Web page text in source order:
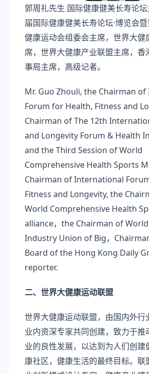
郭周礼先生 国际健康健美长寿论
届国际健康健美长寿论坛·博览会
健康运动会组委会主席，世界大健
席，世界大健康产业联盟主席，香
事局主席，高级记者。
Mr. Guo Zhouli, the Chairman
Forum for Health, Fitness and
Chairman of The 12th
and Longevity Forum & Health
and the Third Session of World
Comprehensive Health Sports
Chairman of International
Fitness and Longevity, the
World Comprehensive Health
alliance，the Chairman of
Industry Union of Big，
Board of the Hong Kong Daily
reporter.
二、世界大健康运动联盟
世界大健康运动联盟，由国内外行
业内资深专家共同创建，致力于推
业的良性发展，以达到为人们创建
康社区，健康生活的最终目标。联